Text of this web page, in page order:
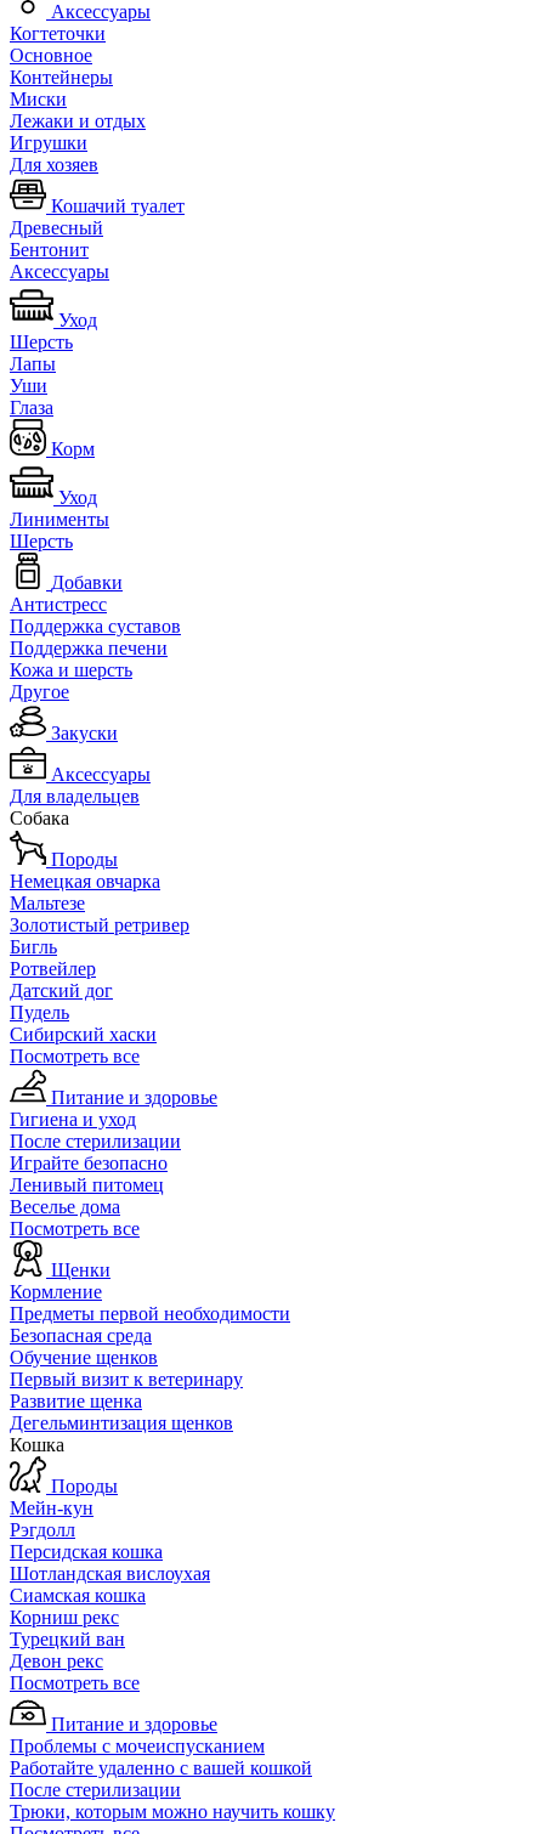
Аксессуары
Когтеточки
Основное
Контейнеры
Миски
Лежаки и отдых
Игрушки
Для хозяев
Кошачий туалет
Древесный
Бентонит
Аксессуары
Уход
Шерсть
Лапы
Уши
Глаза
Корм
Уход
Линименты
Шерсть
Добавки
Антистресс
Поддержка суставов
Поддержка печени
Кожа и шерсть
Другое
Закуски
Аксессуары
Для владельцев
Собака
Породы
Немецкая овчарка
Мальтезе
Золотистый ретривер
Бигль
Ротвейлер
Датский дог
Пудель
Сибирский хаски
Посмотреть все
Питание и здоровье
Гигиена и уход
После стерилизации
Играйте безопасно
Ленивый питомец
Веселье дома
Посмотреть все
Щенки
Кормление
Предметы первой необходимости
Безопасная среда
Обучение щенков
Первый визит к ветеринару
Развитие щенка
Дегельминтизация щенков
Кошка
Породы
Мейн-кун
Рэгдолл
Персидская кошка
Шотландская вислоухая
Сиамская кошка
Корниш рекс
Турецкий ван
Девон рекс
Посмотреть все
Питание и здоровье
Проблемы с мочеиспусканием
Работайте удаленно с вашей кошкой
После стерилизации
Трюки, которым можно научить кошку